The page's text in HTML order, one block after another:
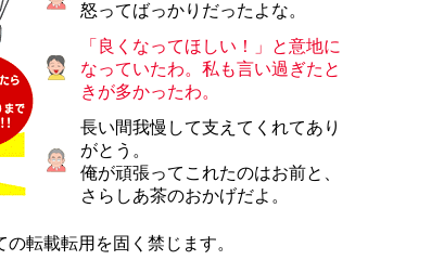
怒ってばっかりだったよな。
「良くなってほしい！」と意地に
なっていたわ。私も言い過ぎたと
きが多かったわ。
長い間我慢して支えてくれてあり
がとう。
俺が頑張ってこれたのはお前と、
さらしあ茶のおかげだよ。
転載転用を固く禁じます。